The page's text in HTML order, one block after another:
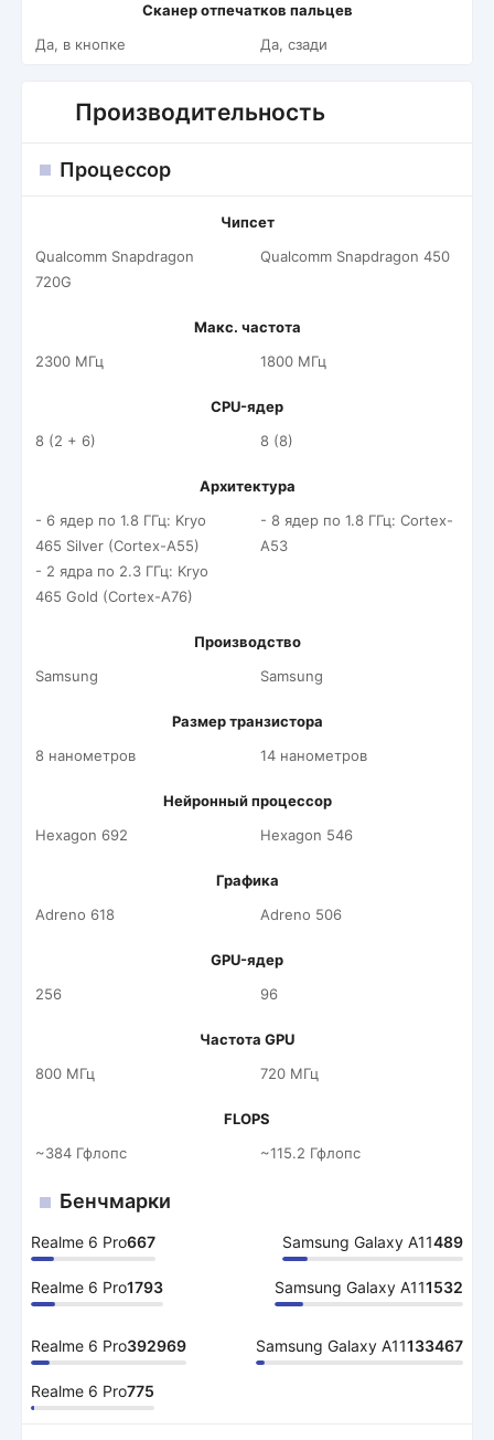
Сканер отпечатков пальцев
Да, в кнопке
Да, сзади
Производительность
Процессор
Чипсет
Qualcomm Snapdragon
720G
Qualcomm Snapdragon 450
Макс. частота
2300 МГц
1800 МГц
CPU-ядер
8 (2 + 6)
8 (8)
Архитектура
- 6 ядер по 1.8 ГГц: Kryo
465 Silver (Cortex-A55)
- 2 ядра по 2.3 ГГц: Kryo
465 Gold (Cortex-A76)
- 8 ядер по 1.8 ГГц: Cortex-
A53
Производство
Samsung
Samsung
Размер транзистора
8 нанометров
14 нанометров
Нейронный процессор
Hexagon 692
Hexagon 546
Графика
Adreno 618
Adreno 506
GPU-ядер
256
96
Частота GPU
800 МГц
720 МГц
FLOPS
~384 Гфлопс
~115.2 Гфлопс
Бенчмарки
Realme 6 Pro667 Samsung Galaxy A11489
Realme 6 Pro1793 Samsung Galaxy A111532
Realme 6 Pro392969 Samsung Galaxy A11133467
Realme 6 Pro775